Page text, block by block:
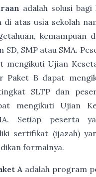
adalah solusi
di atas usia sekolah
kemampuan
SD, SMP atau SMA.
mengikuti Ujian
Paket B dapat
SLTP dan
mengikuti Ujian
Setiap peserta
sertifikat (ijazah)
formalnya.
A adalah program